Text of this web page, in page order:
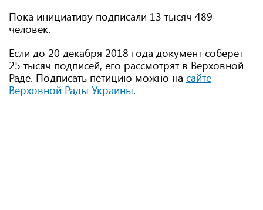
Пока инициативу подписали 13 тысяч 489
человек.
Если до 20 декабря 2018 года документ соберет
25 тысяч подписей, его рассмотрят в Верховной
Раде. Подписать петицию можно на сайте
Верховной Рады Украины.